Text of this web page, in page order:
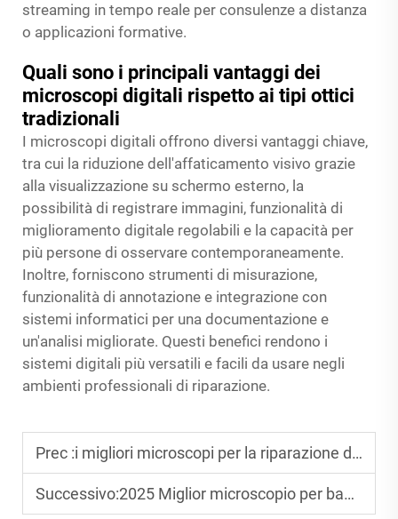
streaming in tempo reale per consulenze a distanza
o applicazioni formative.
Quali sono i principali vantaggi dei
microscopi digitali rispetto ai tipi ottici
tradizionali
I microscopi digitali offrono diversi vantaggi chiave,
tra cui la riduzione dell'affaticamento visivo grazie
alla visualizzazione su schermo esterno, la
possibilità di registrare immagini, funzionalità di
miglioramento digitale regolabili e la capacità per
più persone di osservare contemporaneamente.
Inoltre, forniscono strumenti di misurazione,
funzionalità di annotazione e integrazione con
sistemi informatici per una documentazione e
un'analisi migliorate. Questi benefici rendono i
sistemi digitali più versatili e facili da usare negli
ambienti professionali di riparazione.
Prec :i migliori microscopi per la riparazione di dispositivi mobili nel 2025: Top 10 recensioni
Successivo:2025 Miglior microscopio per bambini: le 10 migliori scelte educative